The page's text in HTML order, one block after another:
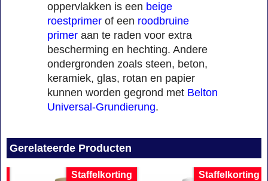
oppervlakken is een beige
roestprimer of een roodbruine
primer aan te raden voor extra
bescherming en hechting. Andere
ondergronden zoals steen, beton,
keramiek, glas, rotan en papier
kunnen worden gegrond met Belton
Universal-Grundierung.
Gerelateerde Producten
Staffelkorting Staffelkorting